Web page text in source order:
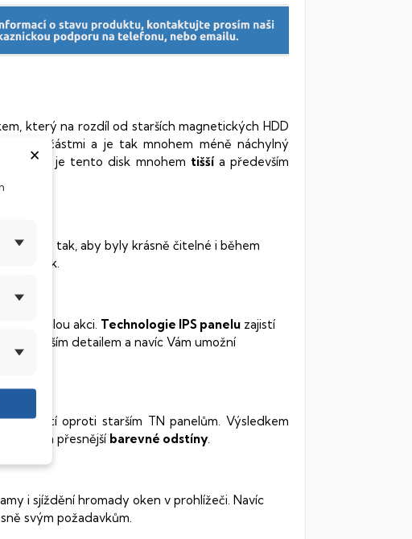
který na rozdíl od starších magnetických HDD
součástmi a je tak mnohem méně náchylný
je tento disk mnohem tišší a především
klávesy tak, aby byly krásně čitelné i během
Váš zrak.
plynulou akci. Technologie IPS panelu zajistí
detailem a navíc Vám umožní
oproti starším TN panelům. Výsledkem
a přesnější barevné odstíny.
i sjíždění hromady oken v prohlížeči. Navíc
svým požadavkům.
×